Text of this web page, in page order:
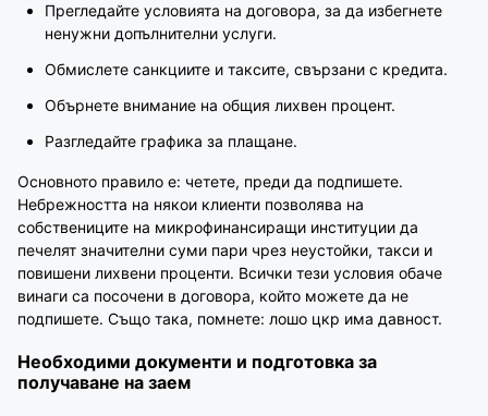
Прегледайте условията на договора, за да избегнете
ненужни допълнителни услуги.
Обмислете санкциите и таксите, свързани с кредита.
Обърнете внимание на общия лихвен процент.
Разгледайте графика за плащане.
Основното правило е: четете, преди да подпишете.
Небрежността на някои клиенти позволява на
собствениците на микрофинансиращи институции да
печелят значителни суми пари чрез неустойки, такси и
повишени лихвени проценти. Всички тези условия обаче
винаги са посочени в договора, който можете да не
подпишете. Също така, помнете: лошо цкр има давност.
Необходими документи и подготовка за
получаване на заем